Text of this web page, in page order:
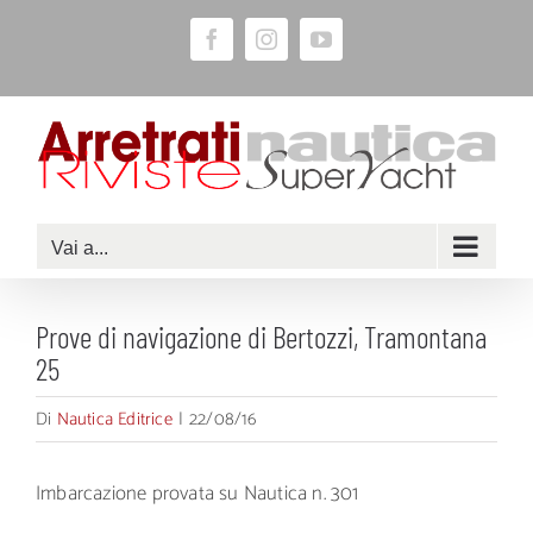
contenuto
FacebookInstagramYouTube
Vai a...
Prove di navigazione di Bertozzi, Tramontana
25
Di Nautica Editrice | 22/08/16
Imbarcazione provata su Nautica n. 301